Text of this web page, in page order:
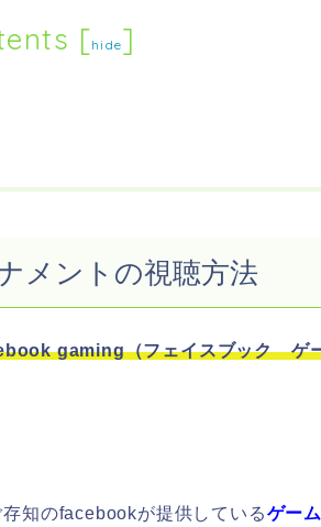
[hide]
メントの視聴方法
gaming（フェイスブック ゲ
知のfacebookが提供しているゲー